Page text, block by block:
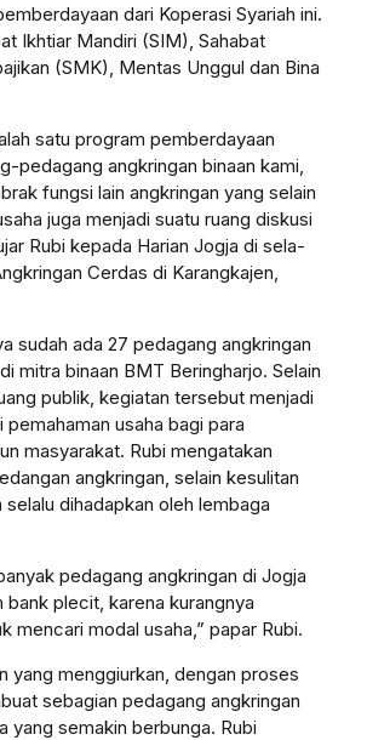
dari Koperasi Syariah ini.
Ikhtiar Mandiri (SIM), Sahabat
(SMK), Mentas Unggul dan Bina
satu program pemberdayaan
pedagang angkringan binaan kami,
fungsi lain angkringan yang selain
juga menjadi suatu ruang diskusi
Rubi kepada Harian Jogja di sela-
Cerdas di Karangkajen,
sudah ada 27 pedagang angkringan
mitra binaan BMT Beringharjo. Selain
publik, kegiatan tersebut menjadi
pemahaman usaha bagi para
masyarakat. Rubi mengatakan
angkringan, selain kesulitan
dihadapkan oleh lembaga
pedagang angkringan di Jogja
plecit, karena kurangnya
mencari modal usaha,” papar Rubi.
yang menggiurkan, dengan proses
sebagian pedagang angkringan
yang semakin berbunga. Rubi